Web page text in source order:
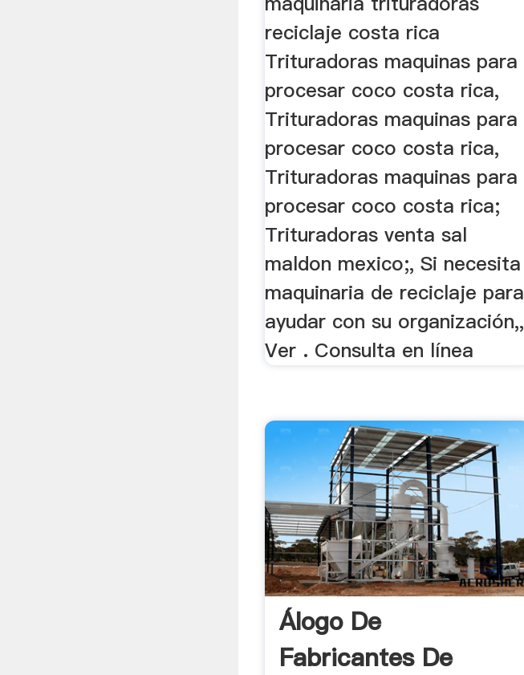
reciclaje costa rica
Trituradoras maquinas para
procesar coco costa rica,
Trituradoras maquinas para
procesar coco costa rica,
Trituradoras maquinas para
procesar coco costa rica;
Trituradoras venta sal
maldon mexico;, Si necesita
maquinaria de reciclaje para
ayudar con su organización,,
Ver . Consulta en línea
Álogo De
Fabricantes De